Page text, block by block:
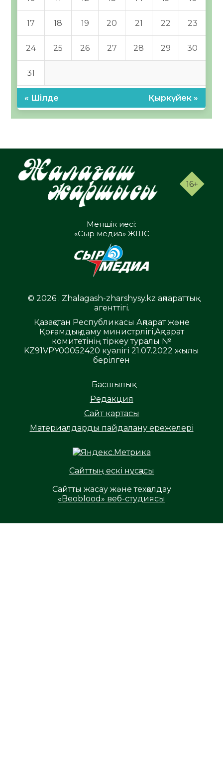
17 18 19 20 21 22 23
24 25 26 27 28 29 30
31
« Шілде Қыркүйек »
16+
Меншік иесі:
«Сыр медиа» ЖШС
© 2026 . Zhalagash-zharshysy.kz ақпараттық
агенттігі.
Қазақстан Республикасы Ақпарат және
Қоғамдық даму министрлігі,Ақпарат
комитетінің тіркеу туралы №
KZ91VPY00052420 куәлігі 21.07.2022 жылы
берілген
Басшылық
Редакция
Сайт картасы
Материалдарды пайдалану ережелері
Сайттың ескі нұсқасы
Сайтты жасау және техқолдау
«Beoblood» веб-студиясы